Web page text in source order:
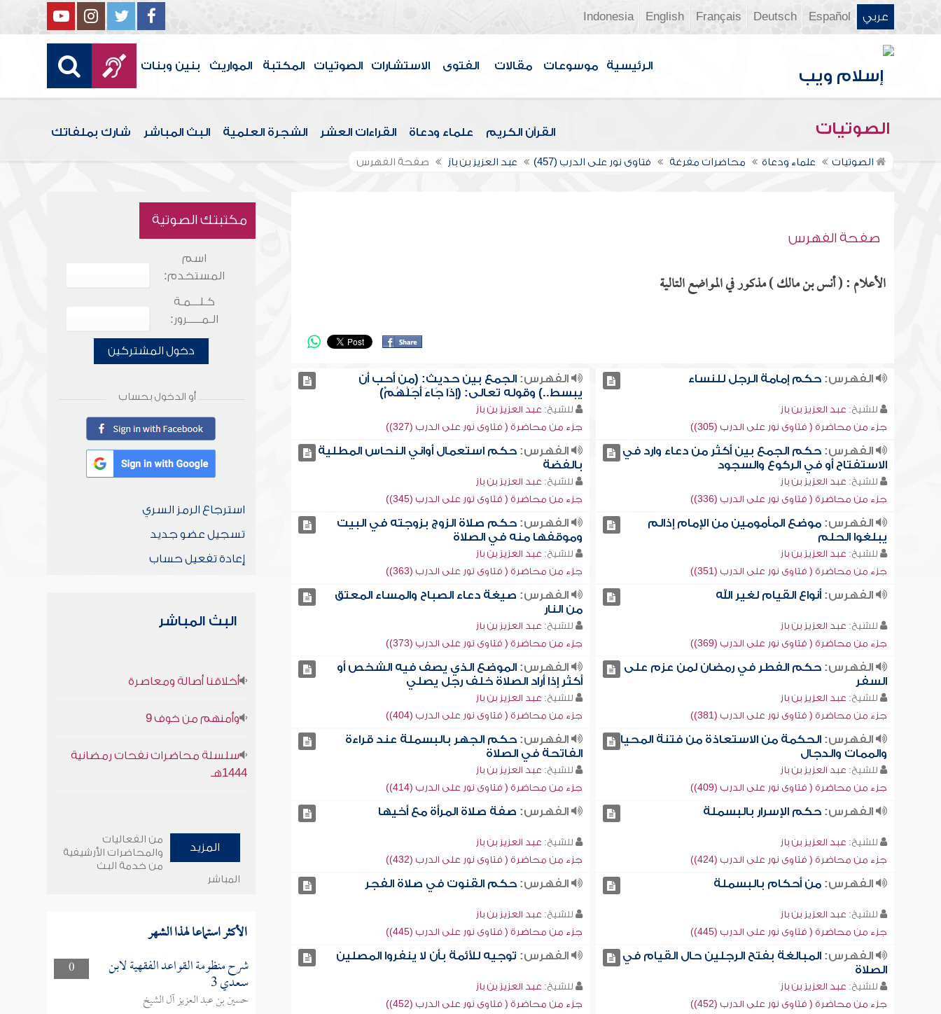
عربي Español
Deutsch
Français
English
Indonesia
الرئيسية موسوعات مقالات الفتوى الاستشارات الصوتيات المكتبة المواريث بنين وبنات
الصوتيات القرآن الكريم علماء ودعاة القراءات العشر الشجرة العلمية البث المباشر شارك بملفاتك
الصوتيات علماء ودعاة محاضرات مفرغة فتاوى نور على الدرب (457) عبد العزيز بن باز صفحة الفهرس
صفحة الفهرس
الأعلام : ( أنس بن مالك ) مذكور في المواضع التالية
الفهرس:حكم إمامة الرجل للنساء
للشيخ: عبد العزيز بن باز
جزء من محاضرة ( فتاوى نور على الدرب (305))
الفهرس: الجمع بين حديث: (من أحب أن
يبسط..) وقوله تعالى: (إذَا جَاءَ أَجَلُهُمْ)
للشيخ: عبد العزيز بن باز
جزء من محاضرة ( فتاوى نور على الدرب (327))
الفهرس:حكم الجمع بين أكثر من دعاء وارد في
الاستفتاح أو في الركوع والسجود
للشيخ: عبد العزيز بن باز
جزء من محاضرة ( فتاوى نور على الدرب (336))
الفهرس: حكم استعمال أواني النحاس المطلية
بالفضة
للشيخ: عبد العزيز بن باز
جزء من محاضرة ( فتاوى نور على الدرب (345))
الفهرس:موضع المأمومين من الإمام إذالم
يبلغوا الحلم
للشيخ: عبد العزيز بن باز
جزء من محاضرة ( فتاوى نور على الدرب (351))
الفهرس: حكم صلاة الزوج بزوجته في البيت
وموقفها منه في الصلاة
للشيخ: عبد العزيز بن باز
جزء من محاضرة ( فتاوى نور على الدرب (363))
الفهرس:أنواع القيام لغير الله
للشيخ: عبد العزيز بن باز
جزء من محاضرة ( فتاوى نور على الدرب (369))
الفهرس: صيغة دعاء الصباح والمساء المعتق
من النار
للشيخ: عبد العزيز بن باز
جزء من محاضرة ( فتاوى نور على الدرب (373))
الفهرس:حكم الفطر في رمضان لمن عزم على
السفر
للشيخ: عبد العزيز بن باز
جزء من محاضرة ( فتاوى نور على الدرب (381))
الفهرس: الموضع الذي يصف فيه الشخص أو
أكثر إذا أراد الصلاة خلف رجل يصلي
للشيخ: عبد العزيز بن باز
جزء من محاضرة ( فتاوى نور على الدرب (404))
الفهرس:الحكمة من الاستعاذة من فتنة المحيا
والممات والدجال
للشيخ: عبد العزيز بن باز
جزء من محاضرة ( فتاوى نور على الدرب (409))
الفهرس: حكم الجهر بالبسملة عند قراءة
الفاتحة في الصلاة
للشيخ: عبد العزيز بن باز
جزء من محاضرة ( فتاوى نور على الدرب (414))
الفهرس:حكم الإسرار بالبسملة
للشيخ: عبد العزيز بن باز
جزء من محاضرة ( فتاوى نور على الدرب (424))
الفهرس: صفة صلاة المرأة مع أخيها
للشيخ: عبد العزيز بن باز
جزء من محاضرة ( فتاوى نور على الدرب (432))
الفهرس:من أحكام بالبسملة
للشيخ: عبد العزيز بن باز
جزء من محاضرة ( فتاوى نور على الدرب (445))
الفهرس: حكم القنوت في صلاة الفجر
للشيخ: عبد العزيز بن باز
جزء من محاضرة ( فتاوى نور على الدرب (445))
الفهرس:المبالغة بفتح الرجلين حال القيام في
الصلاة
للشيخ: عبد العزيز بن باز
جزء من محاضرة ( فتاوى نور على الدرب (452))
الفهرس: توجيه للأئمة بأن لا ينفروا المصلين
للشيخ: عبد العزيز بن باز
جزء من محاضرة ( فتاوى نور على الدرب (452))
مكتبتك الصوتية
اسم
المستخدم:
كـلـــمـة
الـمـــــرور:
دخول المشتركين
أو الدخول بحساب
استرجاع الرمز السري
تسجيل عضو جديد
إعادة تفعيل حساب
البث المباشر
أخلاقنا أصالة ومعاصرة
وأمنهم من خوف 9
سلسلة محاضرات نفحات رمضانية
1444هـ
المزيد
من الفعاليات
والمحاضرات الأرشيفية
من خدمة البث
المباشر
الأكثر استماعا لهذا الشهر
0 شرح منظومة القواعد الفقهية لابن
سعدي 3
حسين بن عبد العزيز آل الشيخ